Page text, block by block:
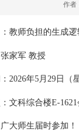
作者
教师负担的生成
家军 教授
2026年5月29日（
文科综合楼E-1621
大师生届时参加！